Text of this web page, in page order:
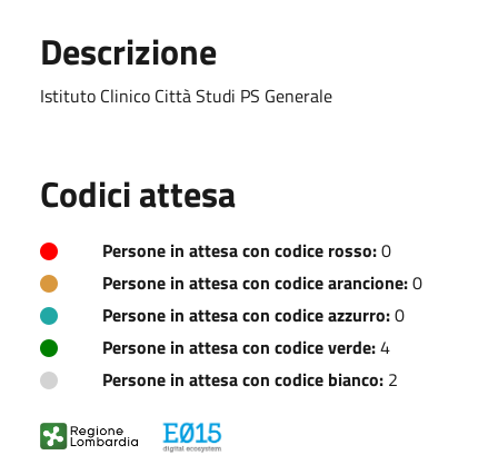
Descrizione
Istituto Clinico Città Studi PS Generale
Codici attesa
Persone in attesa con codice rosso:0
Persone in attesa con codice arancione:0
Persone in attesa con codice azzurro:0
Persone in attesa con codice verde:4
Persone in attesa con codice bianco: 2